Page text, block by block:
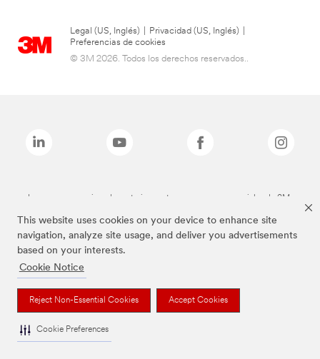
This website uses cookies on your device to enhance site
navigation, analyze site usage, and deliver you advertisements
based on your interests.
Cookie Notice
Reject Non-Essential Cookies Accept Cookies
Cookie Preferences
Legal (US, Inglés) Privacidad (US, Inglés)
Preferencias de cookies
© 3M 2026. Todos los derechos reservados..
Las marcas mencionadas anteriormente son marcas comerciales de 3M.